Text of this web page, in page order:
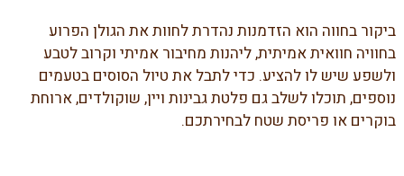
ביקור בחווה הוא הזדמנות נהדרת לחוות את הגולן הפרוע
בחוויה חוואית אמיתית, ליהנות מחיבור אמיתי וקרוב לטבע
ולשפע שיש לו להציע. כדי לתבל את טיול הסוסים בטעמים
נוספים, תוכלו לשלב גם פלטת גבינות ויין, שוקולדים, ארוחת
בוקרים או פריסת שטח לבחירתכם.